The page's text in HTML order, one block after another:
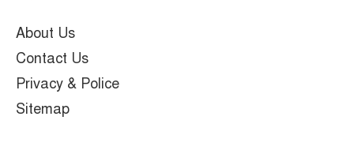
About Us
Contact Us
Privacy & Police
Sitemap